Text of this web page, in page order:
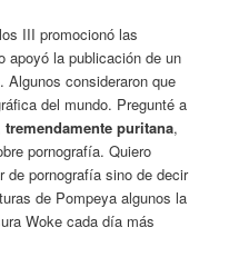
III promocionó las
apoyó la publicación de un
Algunos consideraron que
del mundo. Pregunté a
tremendamente puritana,
pornografía. Quiero
de pornografía sino de decir
de Pompeya algunos la
Woke cada día más